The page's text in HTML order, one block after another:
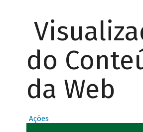
do
da Web
Ações